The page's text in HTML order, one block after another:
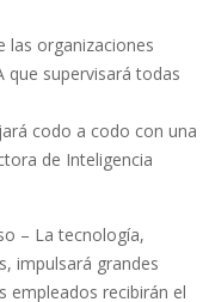
las organizaciones
supervisará todas
codo a codo con una
de Inteligencia
– La tecnología,
impulsará grandes
empleados recibirán el